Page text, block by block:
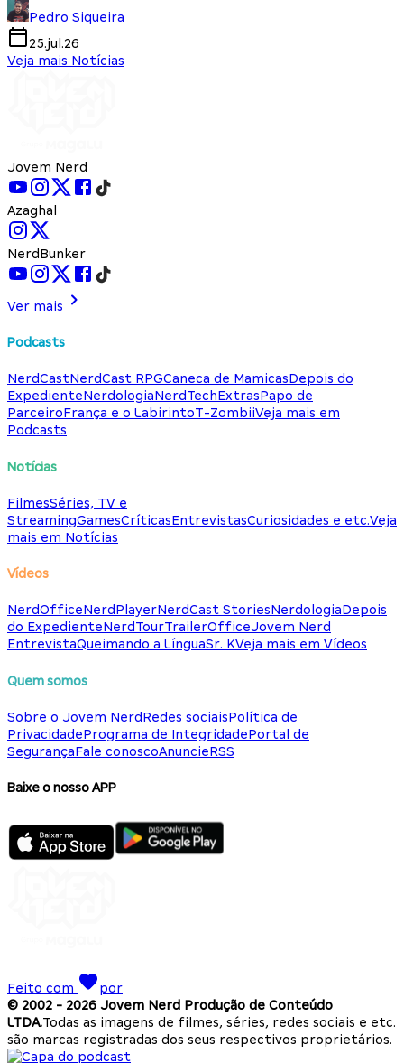
Pedro Siqueira
25.jul.26
Veja mais Notícias
Jovem Nerd
Azaghal
NerdBunker
Ver mais
Podcasts
NerdCastNerdCast RPGCaneca de MamicasDepois do
ExpedienteNerdologiaNerdTechExtrasPapo de
ParceiroFrança e o LabirintoT-ZombiiVeja mais em
Podcasts
Notícias
FilmesSéries, TV e
StreamingGamesCríticasEntrevistasCuriosidades e etc.Veja
mais em Notícias
Vídeos
NerdOfficeNerdPlayerNerdCast StoriesNerdologiaDepois
do ExpedienteNerdTourTrailerOfficeJovem Nerd
EntrevistaQueimando a LínguaSr. KVeja mais em Vídeos
Quem somos
Sobre o Jovem NerdRedes sociaisPolítica de
PrivacidadePrograma de IntegridadePortal de
SegurançaFale conoscoAnuncieRSS
Baixe o nosso APP
Feito com
por
© 2002 - 2026 Jovem Nerd Produção de Conteúdo
LTDA.Todas as imagens de filmes, séries, redes sociais e etc.
são marcas registradas dos seus respectivos proprietários.